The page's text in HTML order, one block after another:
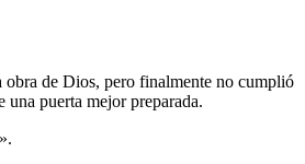
obra de Dios, pero finalmente no cumplió
puerta mejor preparada.